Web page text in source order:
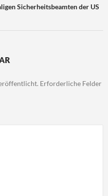
Sicherheitsbeamten der US
Erforderliche Felder